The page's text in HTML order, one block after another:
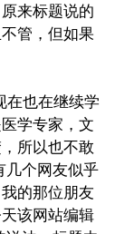
来标题说的
管，但如果
在也在继续学
学专家，文
所以也不敢
几个网友似乎
的那位朋友
该网站编辑